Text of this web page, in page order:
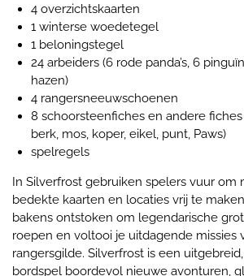
4 overzichtskaarten
1 winterse woedetegel
1 beloningstegel
24 arbeiders (6 rode panda’s, 6
hazen)
4 rangersneeuwschoenen
8 schoorsteenfiches en andere fiches
berk, mos, koper, eikel, punt, Paws)
spelregels
In Silverfrost gebruiken spelers vuur om
bedekte kaarten en locaties vrij te
bakens ontstoken om legendarische
roepen en voltooi je uitdagende missies
rangersgilde. Silverfrost is een
bordspel boordevol nieuwe avonturen,